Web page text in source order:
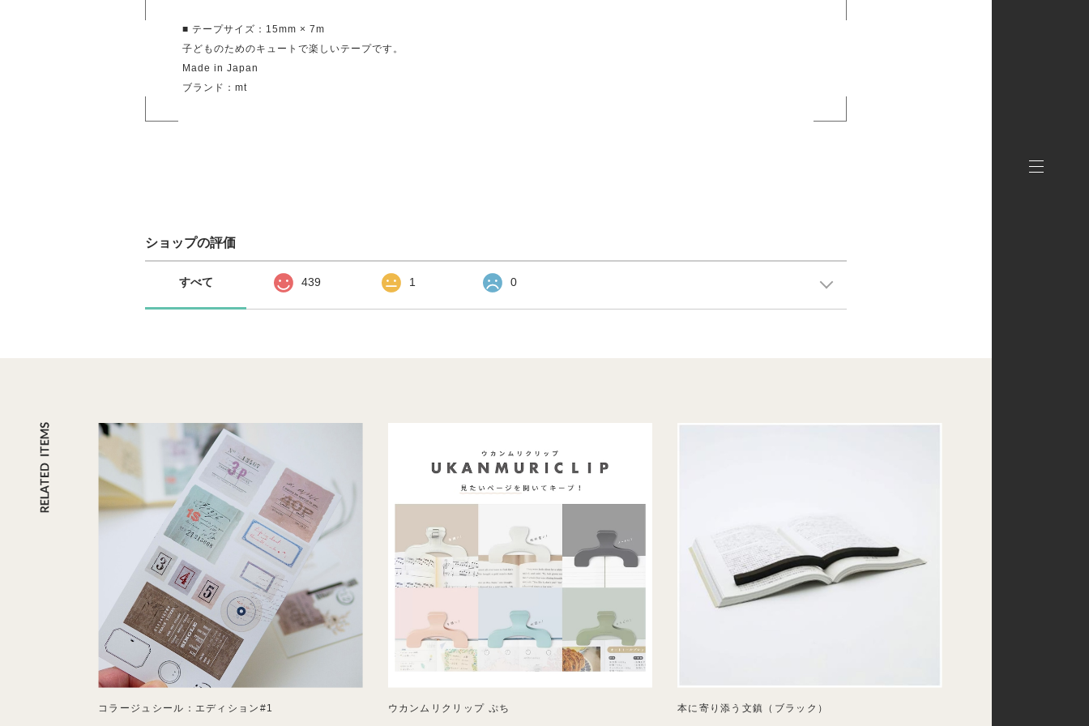
■ テープサイズ：15mm × 7m
子どものためのキュートで楽しいテープです。
Made in Japan
ブランド：mt
ショップの評価
すべて 439 1 0
コラージュシール：エディション#1 ウカンムリクリップ ぷち 本に寄り添う文鎮（ブラック）